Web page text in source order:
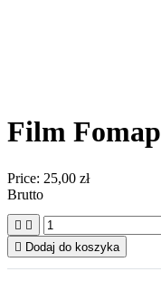
Film
Price: 25,00 zł
Brutto
 
 Dodaj do koszyka